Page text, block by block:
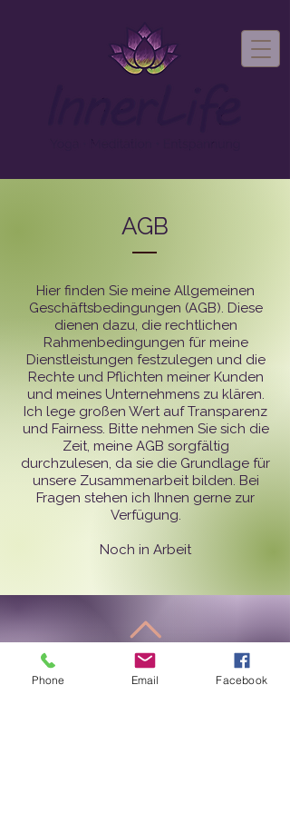
AGB
Hier finden Sie meine Allgemeinen
Geschäftsbedingungen (AGB). Diese
dienen dazu, die rechtlichen
Rahmenbedingungen für meine
Dienstleistungen festzulegen und die
Rechte und Pflichten meiner Kunden
und meines Unternehmens zu klären.
Ich lege großen Wert auf Transparenz
und Fairness. Bitte nehmen Sie sich die
Zeit, meine AGB sorgfältig
durchzulesen, da sie die Grundlage für
unsere Zusammenarbeit bilden. Bei
Fragen stehen ich Ihnen gerne zur
Verfügung.
Noch in Arbeit
Zurück nach oben
Phone Email Facebook